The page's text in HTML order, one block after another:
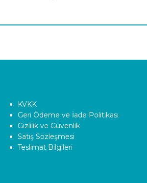
KVKK
Geri Ödeme ve İade Politikası
Gizlilik ve Güvenlik
Satış Sözleşmesi
Teslimat Bilgileri